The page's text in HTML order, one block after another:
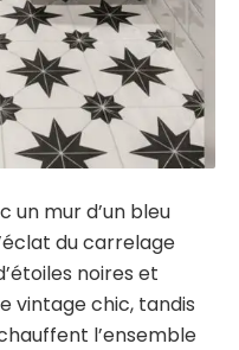
un mur d’un bleu
du carrelage
noires et
vintage chic, tandis
l’ensemble